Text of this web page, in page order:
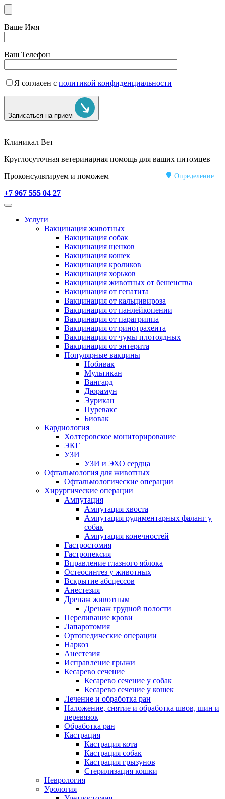
Ваше Имя
Ваш Телефон
Я согласен с политикой конфиденциальности
Записаться на прием
Клиникал Вет
Круглосуточная ветеринарная помощь для ваших питомцев
Определение...
Проконсультируем и поможем
+7 967 555 04 27
Услуги
Вакцинация животных
Вакцинация собак
Вакцинация щенков
Вакцинация кошек
Вакцинация кроликов
Вакцинация хорьков
Вакцинация животных от бешенства
Вакцинация от гепатита
Вакцинация от кальцивироза
Вакцинация от панлейкопении
Вакцинация от парагриппа
Вакцинация от ринотрахеита
Вакцинация от чумы плотоядных
Вакцинация от энтерита
Популярные вакцины
Нобивак
Мультикан
Вангард
Дюрамун
Эурикан
Пуревакс
Биовак
Кардиология
Холтеровское мониторирование
ЭКГ
УЗИ
УЗИ и ЭХО сердца
Офтальмология для животных
Офтальмологические операции
Хирургические операции
Ампутация
Ампутация хвоста
Ампутация рудиментарных фаланг у
собак
Ампутация конечностей
Гастростомия
Гастропексия
Вправление глазного яблока
Остеосинтез у животных
Вскрытие абсцессов
Анестезия
Дренаж животным
Дренаж грудной полости
Переливание крови
Лапаротомия
Ортопедические операции
Наркоз
Анестезия
Исправление грыжи
Кесарево сечение
Кесарево сечение у собак
Кесарево сечение у кошек
Лечение и обработка ран
Наложение, снятие и обработка швов, шин и
перевязок
Обработка ран
Кастрация
Кастрация кота
Кастрация собак
Кастрация грызунов
Стерилизация кошки
Неврология
Урология